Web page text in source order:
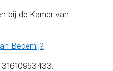
bij de Kamer van
Bedemij?